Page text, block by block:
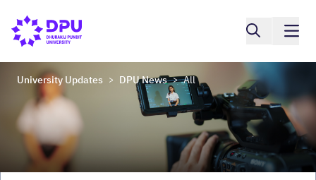
University Updates > DPU News > All